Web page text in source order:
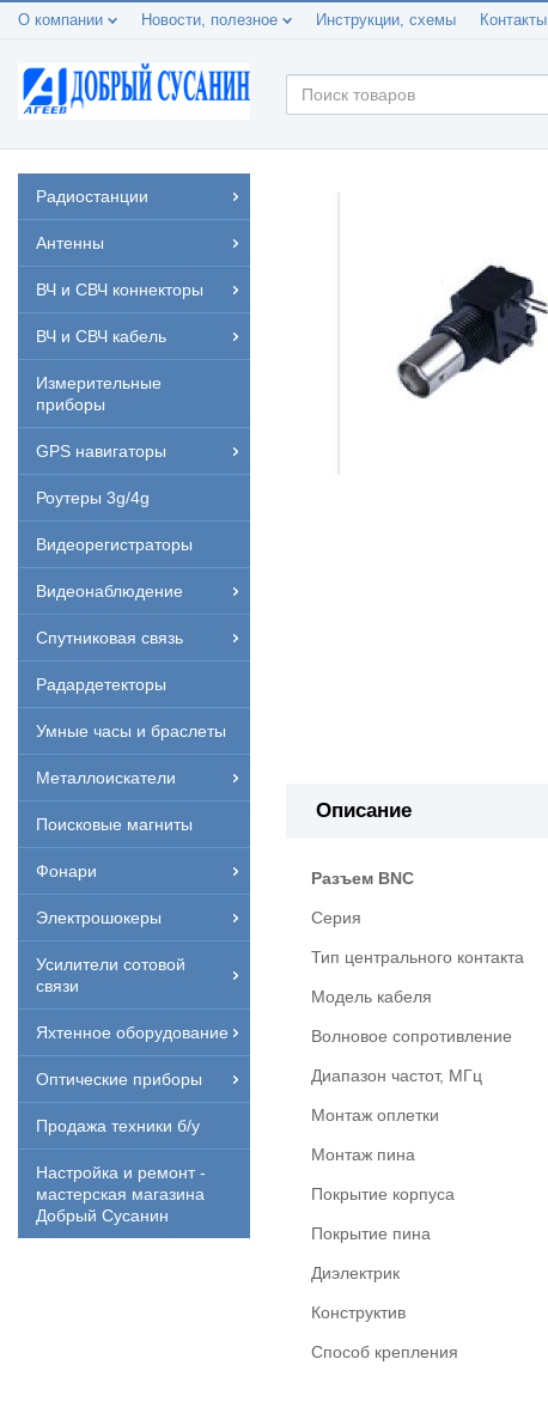
О компании Новости, полезное Инструкции, схемы Контакты
Радиостанции
Антенны
ВЧ и СВЧ коннекторы
ВЧ и СВЧ кабель
Измерительные
приборы
GPS навигаторы
Роутеры 3g/4g
Видеорегистраторы
Видеонаблюдение
Спутниковая связь
Радардетекторы
Умные часы и браслеты
Металлоискатели
Поисковые магниты
Фонари
Электрошокеры
Усилители сотовой
связи
Яхтенное оборудование
Оптические приборы
Продажа техники б/у
Настройка и ремонт -
мастерская магазина
Добрый Сусанин
Описание
Разъем BNC
Серия
Тип центрального контакта
Модель кабеля
Волновое сопротивление
Диапазон частот, МГц
Монтаж оплетки
Монтаж пина
Покрытие корпуса
Покрытие пина
Диэлектрик
Конструктив
Способ крепления